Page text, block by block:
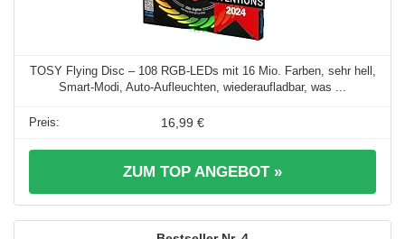
TOSY Flying Disc – 108 RGB-LEDs mit 16 Mio. Farben, sehr hell,
Smart-Modi, Auto-Aufleuchten, wiederaufladbar, was ...
16,99 €
ZUM TOP ANGEBOT »